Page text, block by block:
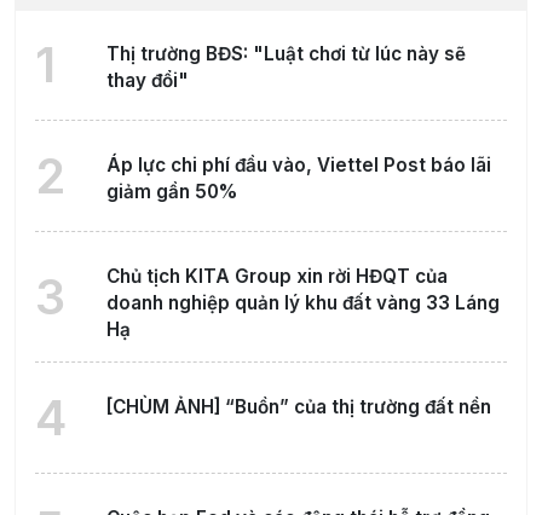
1
Thị trường BĐS: "Luật chơi từ lúc này sẽ
thay đổi"
2
Áp lực chi phí đầu vào, Viettel Post báo lãi
giảm gần 50%
3
Chủ tịch KITA Group xin rời HĐQT của
doanh nghiệp quản lý khu đất vàng 33 Láng
Hạ
4 [CHÙM ẢNH] “Buồn” của thị trường đất nền